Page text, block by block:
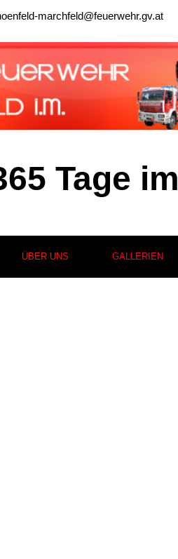
marchfeld@feuerwehr.gv.at
Tage im
ÜBER UNS GALLERIEN